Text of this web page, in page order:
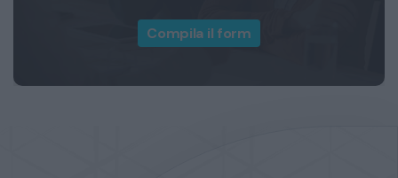
Compila il form